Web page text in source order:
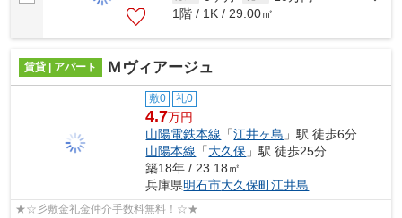
1階 / 1K / 29.00㎡
賃貸 | アパート Ｍヴィアージュ
敷0 礼0
4.7万円
山陽電鉄本線 「江井ヶ島 」駅 徒歩6分
山陽本線 「大久保 」駅 徒歩25分
築18年 / 23.18㎡
兵庫県明石市大久保町江井島
★☆彡敷金礼金仲介手数料無料！☆★